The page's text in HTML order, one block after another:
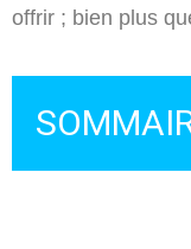
offrir ; bien plus